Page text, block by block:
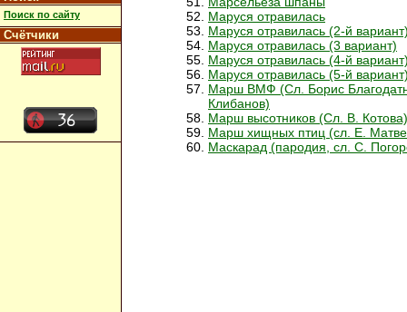
Поиск по сайту
Счётчики
Маруся отравилась
Маруся отравилась (2-й
Маруся отравилась (3 вариант)
Маруся отравилась (4-й
Маруся отравилась (5-й
Марш ВМФ (Сл. Борис
Клибанов)
Марш высотников (Сл. В. Котова)
Марш хищных птиц (сл. Е.
Маскарад (пародия, сл. С.